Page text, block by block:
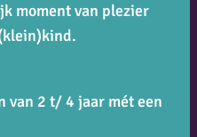
moment van plezier
van 2 t/ 4 jaar mét een